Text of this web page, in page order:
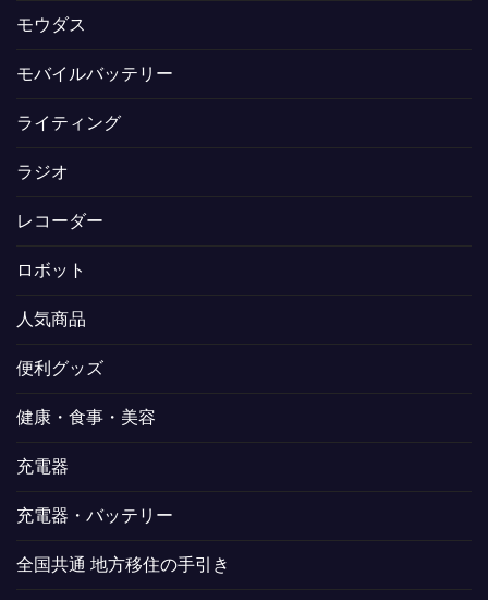
モウダス
モバイルバッテリー
ライティング
ラジオ
レコーダー
ロボット
人気商品
便利グッズ
健康・食事・美容
充電器
充電器・バッテリー
全国共通 地方移住の手引き